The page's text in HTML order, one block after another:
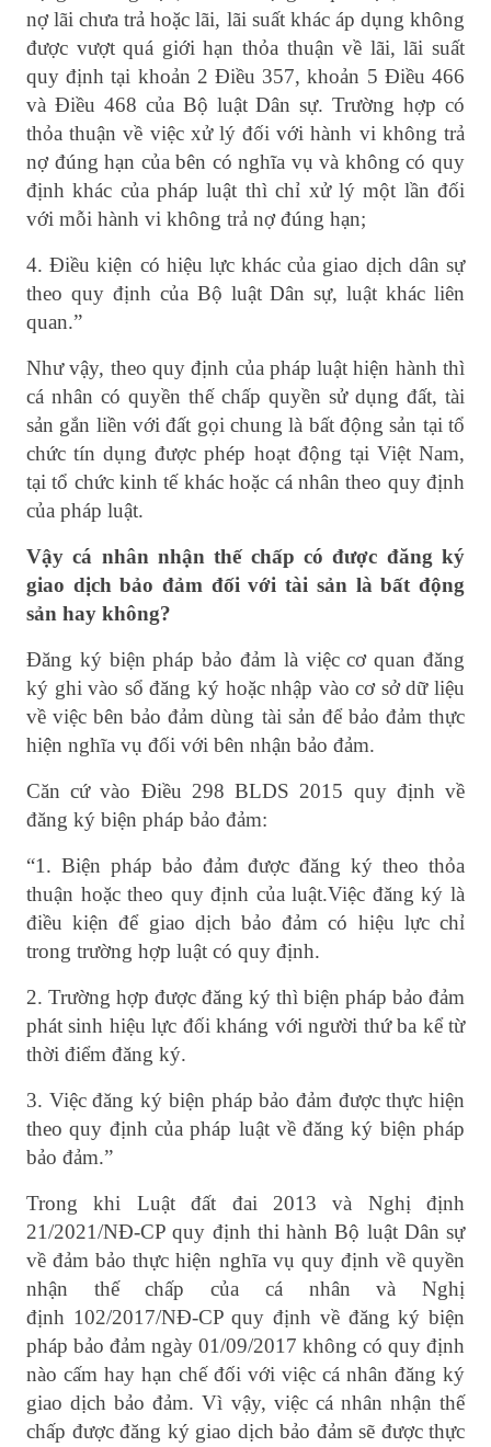
nợ lãi chưa trả hoặc lãi, lãi suất khác áp dụng không
được vượt quá giới hạn thỏa thuận về lãi, lãi suất
quy định tại khoản 2 Điều 357, khoản 5 Điều 466
và Điều 468 của Bộ luật Dân sự. Trường hợp có
thỏa thuận về việc xử lý đối với hành vi không trả
nợ đúng hạn của bên có nghĩa vụ và không có quy
định khác của pháp luật thì chỉ xử lý một lần đối
với mỗi hành vi không trả nợ đúng hạn;
4. Điều kiện có hiệu lực khác của giao dịch dân sự
theo quy định của Bộ luật Dân sự, luật khác liên
quan.”
Như vậy, theo quy định của pháp luật hiện hành thì
cá nhân có quyền thế chấp quyền sử dụng đất, tài
sản gắn liền với đất gọi chung là bất động sản tại tổ
chức tín dụngđược phép hoạt động tại Việt Nam,
tại tổ chức kinh tế khác hoặc cá nhân theo quy định
của pháp luật.
Vậy cá nhân nhận thế chấp có được đăng ký
giao dịch bảo đảm đối với tài sản là bất động
sản hay không?
Đăng ký biện pháp bảo đảm là việc cơ quan đăng
ký ghi vào sổ đăng ký hoặc nhập vào cơ sở dữ liệu
về việc bên bảo đảm dùng tài sản để bảo đảm thực
hiện nghĩa vụ đối với bên nhận bảo đảm.
Căn cứ vào Điều 298 BLDS 2015 quy định về
đăng ký biện pháp bảo đảm:
“1. Biện pháp bảo đảm được đăng ký theo thỏa
thuận hoặc theo quy định của luật.Việc đăng ký là
điều kiện để giao dịch bảo đảm có hiệu lực chỉ
trong trường hợp luật có quy định.
2. Trường hợp được đăng ký thì biện pháp bảo đảm
phát sinh hiệu lực đối kháng với người thứ ba kể từ
thời điểm đăng ký.
3. Việc đăng ký biện pháp bảo đảm được thực hiện
theo quy định của pháp luật về đăng ký biện pháp
bảo đảm.”
Trong khi Luật đất đai 2013 và Nghị định
21/2021/NĐ-CP quy định thi hành Bộ luật Dân sự
về đảm bảo thực hiện nghĩa vụ quy định về quyền
nhận thế chấp của cá nhân và Nghị
định 102/2017/NĐ-CP quy định về đăng ký biện
pháp bảo đảm ngày 01/09/2017 không có quy định
nào cấm hay hạn chế đối với việc cá nhân đăng ký
giao dịch bảo đảm. Vì vậy, việc cá nhân nhận thế
chấp được đăng ký giao dịch bảo đảm sẽ được thực